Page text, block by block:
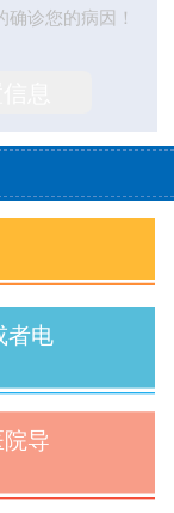
诊您的病因！
者电
导